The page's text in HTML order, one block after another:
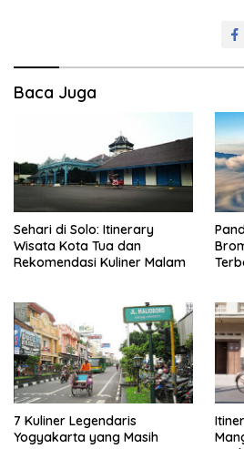
Baca Juga
Sehari di Solo: Itinerary
Wisata Kota Tua dan
Rekomendasi Kuliner Malam
7 Kuliner Legendaris
Yogyakarta yang Masih